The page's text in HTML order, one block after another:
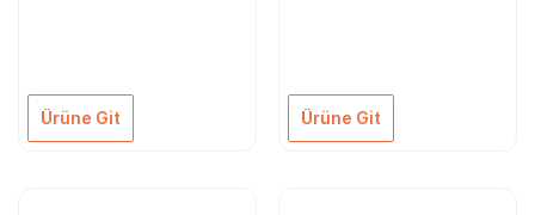
Ürüne Git Ürüne Git